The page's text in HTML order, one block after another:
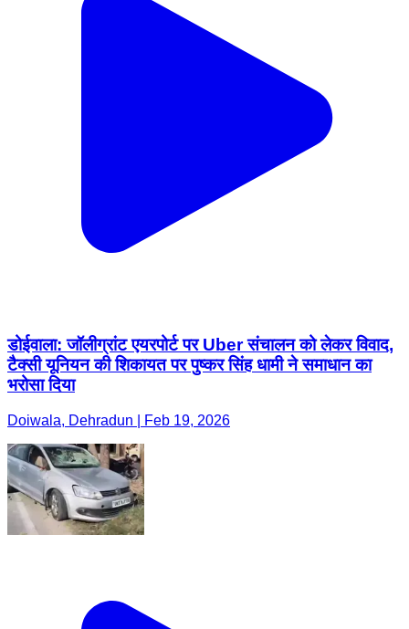
डोईवाला: जॉलीग्रांट एयरपोर्ट पर Uber संचालन को लेकर विवाद,
टैक्सी यूनियन की शिकायत पर पुष्कर सिंह धामी ने समाधान का
भरोसा दिया
Doiwala, Dehradun | Feb 19, 2026